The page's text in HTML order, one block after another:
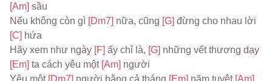
[Am] sầu
Nếu không còn gì [Dm7] nữa, cũng [G]
[C] hứa
Hãy xem như ngày [F] ấy chỉ là, [G]
[Em] ta cách yêu một [Am] người
Yêu một [Dm7] người bằng cả tháng [Em] năm tuyệt